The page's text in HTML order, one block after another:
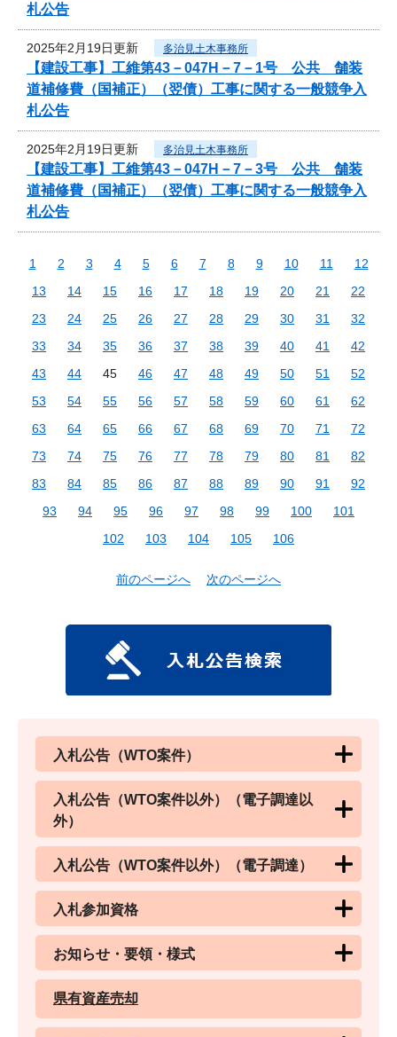
札公告
2025年2月19日更新 多治見土木事務所
【建設工事】工維第43－047H－7－1号 公共 舗装
道補修費（国補正）（翌債）工事に関する一般競争入
札公告
2025年2月19日更新 多治見土木事務所
【建設工事】工維第43－047H－7－3号 公共 舗装
道補修費（国補正）（翌債）工事に関する一般競争入
札公告
1 2 3 4 5 6 7 8 9 10 11
12
13
14 15 16 17 18 19 20 21
22
23
24 25 26 27 28 29 30 31
32
33
34 35 36 37 38 39 40 41
42
43
44 45 46 47 48 49 50 51
52
53
54 55 56 57 58 59 60 61
62
63
64 65 66 67 68 69 70 71
72
73
74 75 76 77 78 79 80 81
82
83
84 85 86 87 88 89 90 91
92
93
94 95 96 97 98 99 100
101
102
103 104 105 106
前のページへ 次のページへ
入札公告（WTO案件）
入札公告（WTO案件以外）（電子調達以
外）
入札公告（WTO案件以外）（電子調達）
入札参加資格
お知らせ・要領・様式
県有資産売却